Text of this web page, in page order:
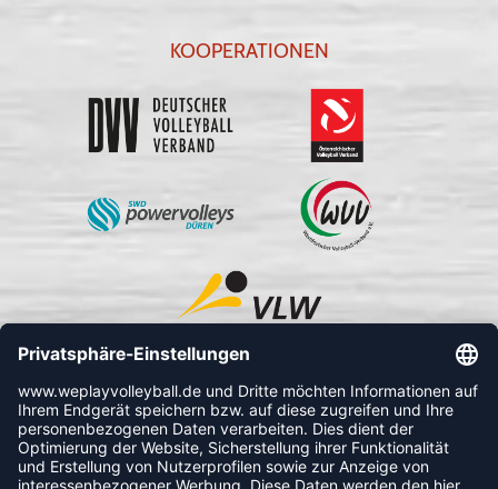
KOOPERATIONEN
FOLLOW US